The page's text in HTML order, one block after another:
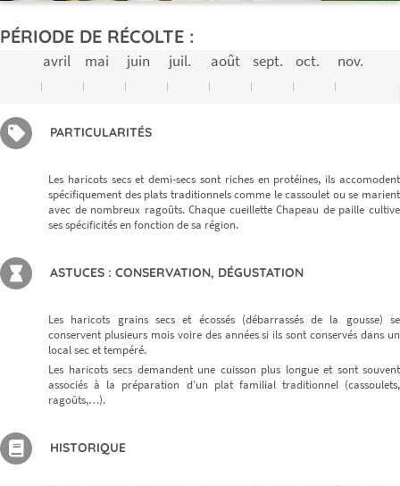
PÉRIODE DE RÉCOLTE :
avril mai juin juil. août sept. oct. nov.
PARTICULARITÉS
Les haricots secs et demi-secs sont riches en protéines, ils accomodent
spécifiquement des plats traditionnels comme le cassoulet ou se marient
avec de nombreux ragoûts. Chaque cueillette Chapeau de paille cultive
ses spécificités en fonction de sa région.
ASTUCES : CONSERVATION, DÉGUSTATION
Les haricots grains secs et écossés (débarrassés de la gousse) se
conservent plusieurs mois voire des années si ils sont conservés dans un
local sec et tempéré.
Les haricots secs demandent une cuisson plus longue et sont souvent
associés à la préparation d’un plat familial traditionnel (cassoulets,
ragoûts,…).
HISTORIQUE